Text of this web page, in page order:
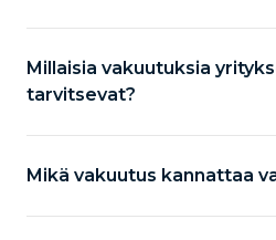
Millaisia vakuutuksia
tarvitsevat?
Mikä vakuutus kannattaa